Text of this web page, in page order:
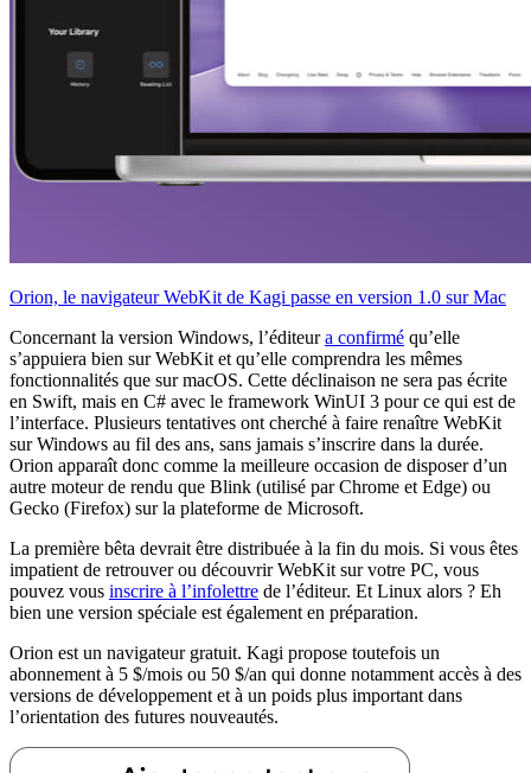
Orion, le navigateur WebKit de Kagi passe en version 1.0 sur Mac
Concernant la version Windows, l’éditeura confirmé qu’elle
s’appuiera bien sur WebKit et qu’elle comprendra les mêmes
fonctionnalités que sur macOS. Cette déclinaison ne sera pas écrite
en Swift, mais en C# avec le framework WinUI 3 pour ce qui est de
l’interface. Plusieurs tentatives ont cherché à faire renaître WebKit
sur Windows au fil des ans, sans jamais s’inscrire dans la durée.
Orion apparaît donc comme la meilleure occasion de disposer d’un
autre moteur de rendu que Blink (utilisé par Chrome et Edge) ou
Gecko (Firefox) sur la plateforme de Microsoft.
La première bêta devrait être distribuée à la fin du mois. Si vous êtes
impatient de retrouver ou découvrir WebKit sur votre PC, vous
pouvez vous inscrire à l’infolettre de l’éditeur. Et Linux alors ? Eh
bien une version spéciale est également en préparation.
Orion est un navigateur gratuit. Kagi propose toutefois un
abonnement à 5 $/mois ou 50 $/an qui donne notamment accès à des
versions de développement et à un poids plus important dans
l’orientation des futures nouveautés.